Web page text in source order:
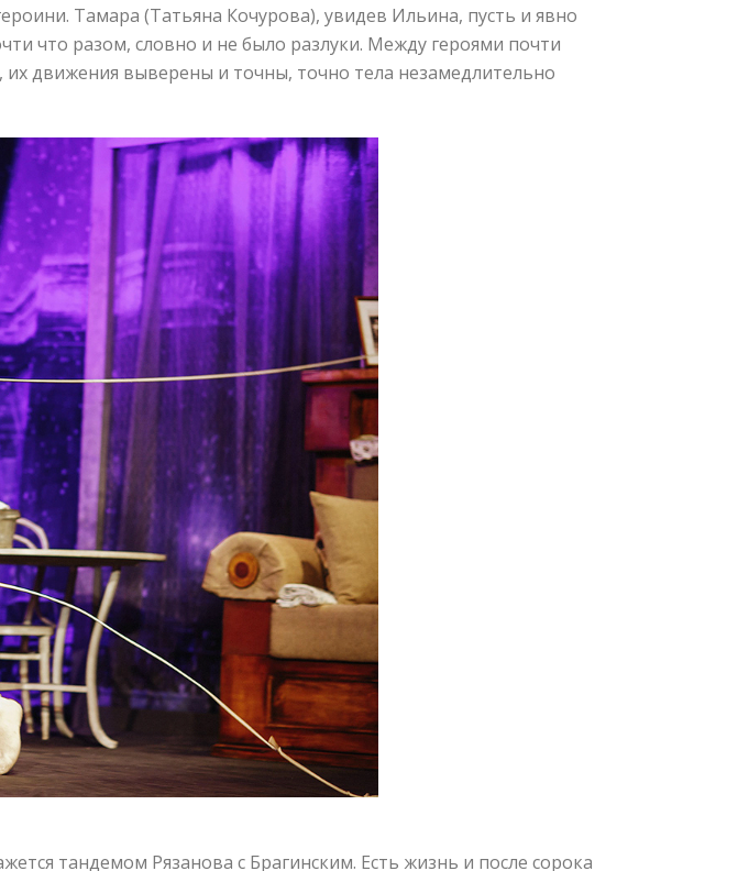
Тамара (Татьяна Кочурова), увидев Ильина, пусть и явно
что разом, словно и не было разлуки. Между героями почти
движения выверены и точны, точно тела незамедлительно
тандемом Рязанова с Брагинским. Есть жизнь и после сорока